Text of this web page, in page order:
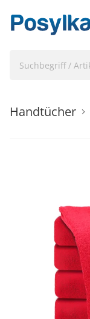
Handtücher